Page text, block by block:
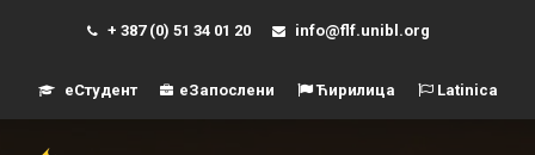
+ 387 (0) 51 34 01 20 info@flf.unibl.org
еСтудент еЗапослени Ћирилица Latinica